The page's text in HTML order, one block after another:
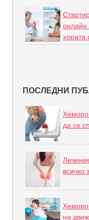
онлайн
хората
ПОСЛЕДНИ
да се
всичко
на